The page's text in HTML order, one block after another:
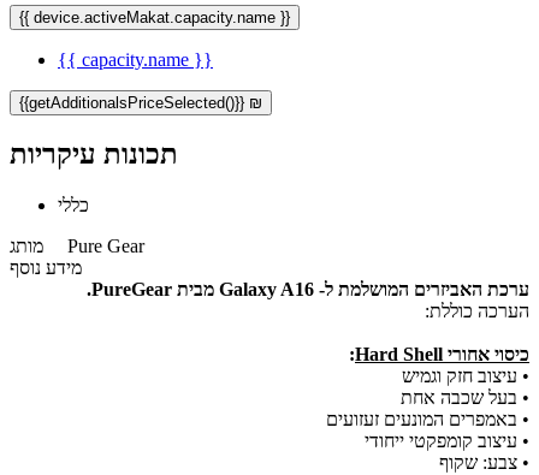
{{ device.activeMakat.capacity.name }}
{{ capacity.name }}
{{getAdditionalsPriceSelected()}} ₪
תכונות עיקריות
כללי
מותג Pure Gear
מידע נוסף
ערכת האביזרים המושלמת ל- Galaxy A16 מבית PureGear.
הערכה כוללת:
כיסוי אחורי Hard Shell
:
• עיצוב חזק וגמיש
• בעל שכבה אחת
• באמפרים המונעים זעזועים
• עיצוב קומפקטי ייחודי
• צבע: שקוף